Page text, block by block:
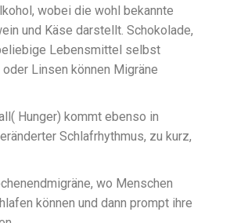
wobei die wohl bekannte
und Käse darstellt. Schokolade,
Lebensmittel selbst
Linsen können Migräne
Hunger) kommt ebenso in
Schlafrhythmus, zu kurz,
wo Menschen
können und dann prompt ihre